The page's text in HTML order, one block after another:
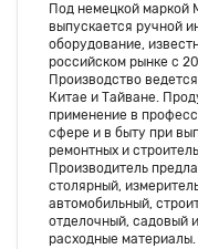
Под немецкой маркой
выпускается ручной
оборудование,
российском рынке с
Производство
Китае и Тайване.
применение в
сфере и в быту при
ремонтных и
Производитель
столярный,
автомобильный,
отделочный, садовый
расходные материалы.